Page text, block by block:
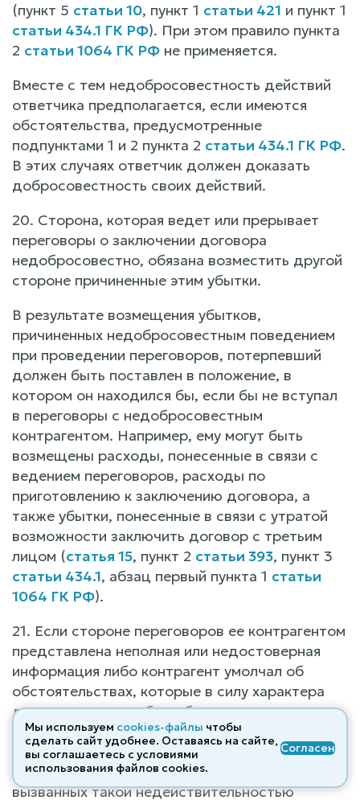
(пункт 5 статьи 10, пункт 1 статьи 421 и пункт 1
статьи 434.1 ГК РФ). При этом правило пункта
2 статьи 1064 ГК РФ не применяется.
Вместе с тем недобросовестность действий
ответчика предполагается, если имеются
обстоятельства, предусмотренные
подпунктами 1 и 2 пункта 2 статьи 434.1 ГК РФ.
В этих случаях ответчик должен доказать
добросовестность своих действий.
20. Сторона, которая ведет или прерывает
переговоры о заключении договора
недобросовестно, обязана возместить другой
стороне причиненные этим убытки.
В результате возмещения убытков,
причиненных недобросовестным поведением
при проведении переговоров, потерпевший
должен быть поставлен в положение, в
котором он находился бы, если бы не вступал
в переговоры с недобросовестным
контрагентом. Например, ему могут быть
возмещены расходы, понесенные в связи с
ведением переговоров, расходы по
приготовлению к заключению договора, а
также убытки, понесенные в связи с утратой
возможности заключить договор с третьим
лицом (статья 15, пункт 2 статьи 393, пункт 3
статьи 434.1, абзац первый пункта 1 статьи
1064 ГК РФ).
21. Если стороне переговоров ее контрагентом
представлена неполная или недостоверная
информация либо контрагент умолчал об
обстоятельствах, которые в силу характера
договора должны были быть доведены до ее
сведения, и сторонами был заключен договор,
эта сторона вправе потребовать признания
сделки недействительной и возмещения
вызванных такой недействительностью
Мы используем cookies-файлы чтобы
сделать сайт удобнее. Оставаясь на сайте,
вы соглашаетесь с условиями
использования файлов cооkies.
Согласен